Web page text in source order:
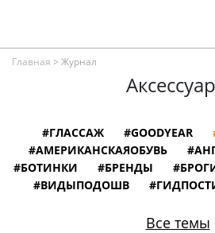
Главная > Журнал
#ГЛАССАЖ #GOODYEAR
#АМЕРИКАНСКАЯОБУВЬ
#БОТИНКИ
#БРЕНДЫ
#ВИДЫПОДОШВ
Все темы